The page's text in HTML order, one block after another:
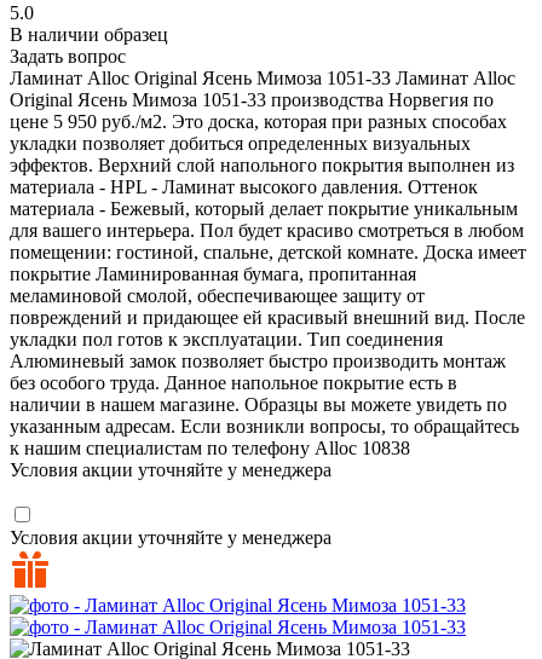
5.0
В наличии образец
Задать вопрос
Ламинат Alloc Original Ясень Мимоза 1051-33 Ламинат Alloc
Original Ясень Мимоза 1051-33 производства Норвегия по
цене 5 950 руб./м2. Это доска, которая при разных способах
укладки позволяет добиться определенных визуальных
эффектов. Верхний слой напольного покрытия выполнен из
материала - HPL - Ламинат высокого давления. Оттенок
материала - Бежевый, который делает покрытие уникальным
для вашего интерьера. Пол будет красиво смотреться в любом
помещении: гостиной, спальне, детской комнате. Доска имеет
покрытие Ламинированная бумага, пропитанная
меламиновой смолой, обеспечивающее защиту от
повреждений и придающее ей красивый внешний вид. После
укладки пол готов к эксплуатации. Тип соединения
Алюминевый замок позволяет быстро производить монтаж
без особого труда. Данное напольное покрытие есть в
наличии в нашем магазине. Образцы вы можете увидеть по
указанным адресам. Если возникли вопросы, то обращайтесь
к нашим специалистам по телефону Alloc 10838
Условия акции уточняйте у менеджера
Условия акции уточняйте у менеджера